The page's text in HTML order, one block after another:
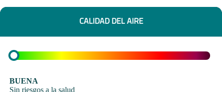
CALIDAD DEL AIRE
BUENA
Sin riesgos a la salud